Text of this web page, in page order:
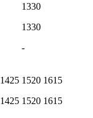
1330
1330
-
1425
1425
1520
1520
1615
1615